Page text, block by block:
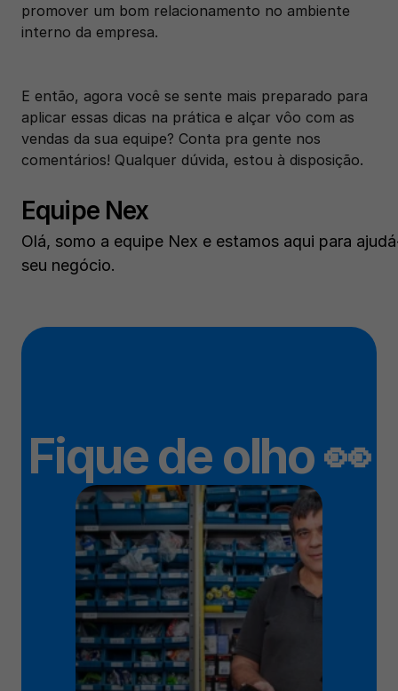
promover um bom relacionamento no ambiente
interno da empresa.
E então, agora você se sente mais preparado para
aplicar essas dicas na prática e alçar vôo com as
vendas da sua equipe? Conta pra gente nos
comentários! Qualquer dúvida, estou à disposição.
Equipe Nex
Olá, somo a equipe Nex e estamos aqui para
seu negócio.
Fique de olho 👀